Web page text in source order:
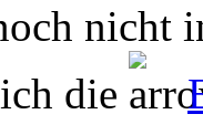
nicht
die